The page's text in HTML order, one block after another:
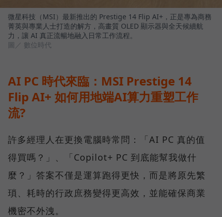
微星科技（MSI）最新推出的 Prestige 14 Flip AI+，正是專為商務
菁英與專業人士打造的解方，高畫質 OLED 顯示器與全天候續航
力，讓 AI 真正流暢地融入日常工作流程。
圖／ 數位時代
AI PC 時代來臨：MSI Prestige 14
Flip AI+ 如何用地端AI算力重塑工作
流?
許多經理人在更換電腦時常問：「AI PC 真的值
得買嗎？」、「Copilot+ PC 到底能幫我做什
麼？」答案不僅是運算跑得更快，而是將原先繁
瑣、耗時的行政庶務變得更高效，並能確保商業
機密不外洩。